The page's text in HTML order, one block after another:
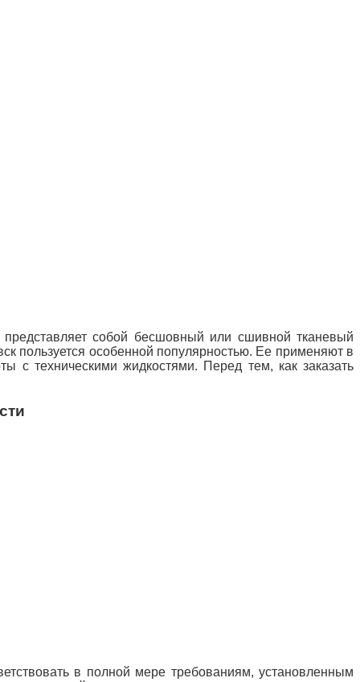
собой бесшовный или сшивной тканевый
пользуется особенной популярностью. Ее применяют в
с техническими жидкостями. Перед тем, как заказать
в полной мере требованиям, установленным